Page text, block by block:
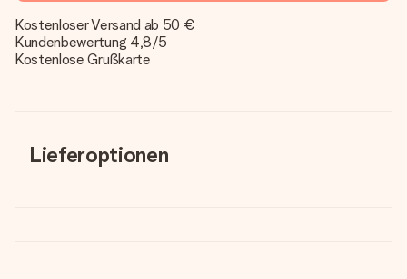
Kostenloser Versand ab 50 €
Kundenbewertung 4,8/5
Kostenlose Grußkarte
Lieferoptionen